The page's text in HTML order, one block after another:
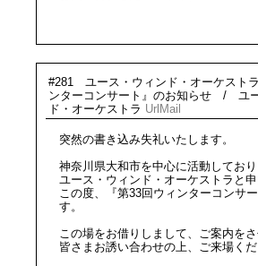
#281 ユース・ウィンド・オーケスト
ンターコンサート』のお知らせ / ユ
ド・オーケストラ Url Mail
突然の書き込み失礼いたします。
神奈川県大和市を中心に活動してお
ユース・ウィンド・オーケストラと申
この度、『第33回ウィンターコンサ
す。
この場をお借りしまして、ご案内をさ
皆さまお誘い合わせの上、ご来場くだ